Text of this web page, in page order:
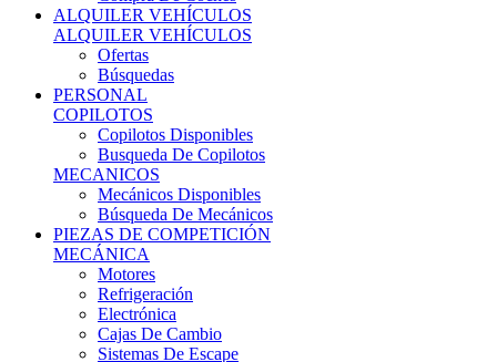
ALQUILER VEHÍCULOS
Ofertas
Búsquedas
PERSONAL
COPILOTOS
Copilotos Disponibles
Busqueda De Copilotos
MECANICOS
Mecánicos Disponibles
Búsqueda De Mecánicos
PIEZAS DE COMPETICIÓN
MECÁNICA
Motores
Refrigeración
Electrónica
Cajas De Cambio
Sistemas De Escape
Carrocería